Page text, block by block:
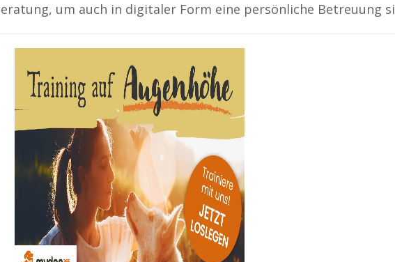
um auch in digitaler Form eine persönliche Betreuung